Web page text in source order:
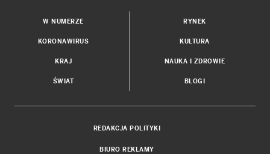
W NUMERZE
KORONAWIRUS
KRAJ
ŚWIAT
RYNEK
KULTURA
NAUKA I ZDROWIE
BLOGI
REDAKCJA POLITYKI
BIURO REKLAMY